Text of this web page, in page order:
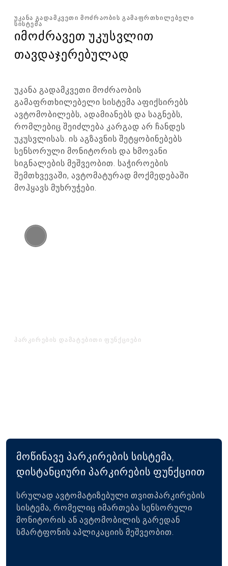
ᲣᲙᲐᲜᲐ ᲒᲐᲓᲐᲛᲙᲕᲔᲗᲘ ᲛᲝᲫᲠᲐᲝᲑᲘᲡ ᲒᲐᲛᲐᲤᲠᲗᲮᲘᲚᲔᲑᲔᲚᲘ
ᲡᲘᲡᲢᲔᲛᲐ
იმოძრავეთ უკუსვლით
თავდაჯერებულად
უკანა გადამკვეთი მოძრაობის
გამაფრთხილებელი სისტემა აფიქსირებს
ავტომობილებს, ადამიანებს და საგნებს,
რომლებიც შეიძლება კარგად არ ჩანდეს
უკუსვლისას. ის აგზავნის შეტყობინებებს
სენსორული მონიტორის და ხმოვანი
სიგნალების მეშვეობით. საჭიროების
შემთხვევაში, ავტომატურად მოქმედებაში
მოჰყავს მუხრუჭები.
პარკირების დამატებითი ფუნქციები
მოწინავე პარკირების სისტემა,
დისტანციური პარკირების ფუნქციით
სრულად ავტომატიზებული თვითპარკირების
სისტემა, რომელიც იმართება სენსორული
მონიტორის ან ავტომობილის გარედან
სმარტფონის აპლიკაციის მეშვეობით.